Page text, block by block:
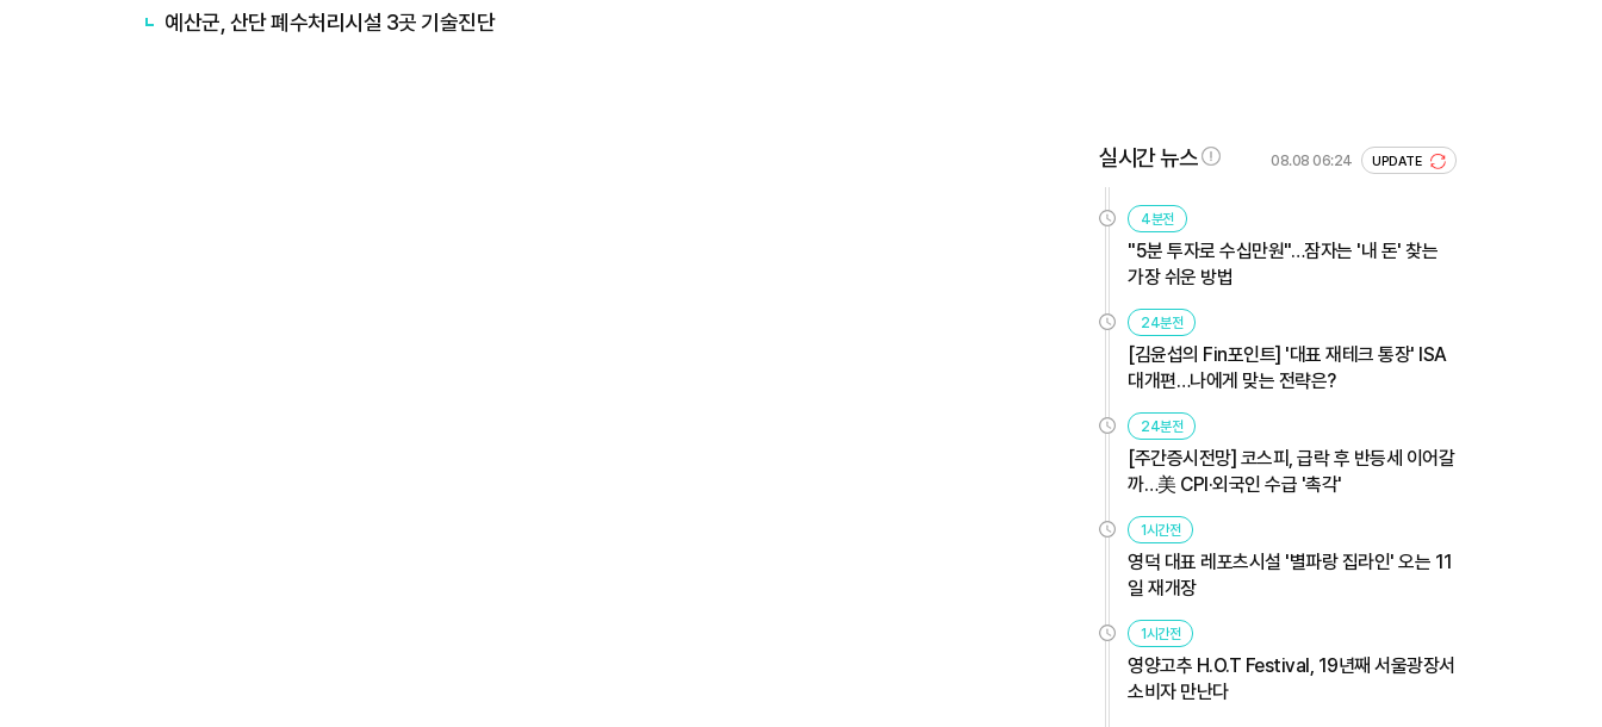
예산군, 산단 폐수처리시설 3곳 기술진단
실시간 뉴스 08.08 06:24 UPDATE
4분전
"5분 투자로 수십만원"…잠자는 '내 돈' 찾는
가장 쉬운 방법
24분전
[김윤섭의 Fin포인트] '대표 재테크 통장' ISA
대개편…나에게 맞는 전략은?
24분전
[주간증시전망] 코스피, 급락 후 반등세 이어갈
까…美 CPI·외국인 수급 '촉각'
1시간전
영덕 대표 레포츠시설 '별파랑 집라인' 오는 11
일 재개장
1시간전
영양고추 H.O.T Festival, 19년째 서울광장서
소비자 만난다